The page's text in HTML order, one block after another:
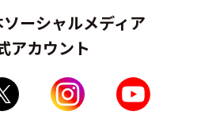
ソーシャルメディア
アカウント